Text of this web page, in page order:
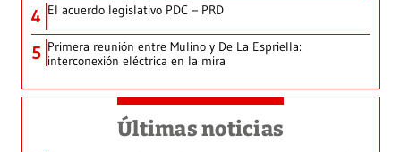
4 El acuerdo legislativo PDC – PRD
5 Primera reunión entre Mulino y De La Espriella:
interconexión eléctrica en la mira
Últimas noticias